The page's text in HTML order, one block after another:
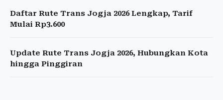
Daftar Rute Trans Jogja 2026 Lengkap, Tarif
Mulai Rp3.600
Update Rute Trans Jogja 2026, Hubungkan Kota
hingga Pinggiran